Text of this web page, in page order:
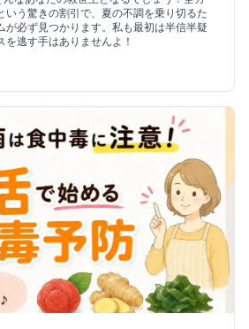
いう驚きの割引で、夏の不調を乗り切るた
が必ず見つかります。私も最初は半信半疑
逃す手はありませんよ！